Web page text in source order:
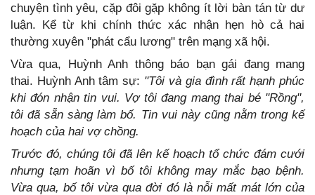
chuyện tình yêu, cặp đôi gặp không ít lời bàn tán từ dư
luận. Kể từ khi chính thức xác nhận hẹn hò cả hai
thường xuyên "phát cẩu lương" trên mạng xã hội.
Vừa qua, Huỳnh Anh thông báo bạn gái đang mang
thai. Huỳnh Anh tâm sự: "Tôi và gia đình rất hạnh phúc
khi đón nhận tin vui. Vợ tôi đang mang thai bé "Rồng",
tôi đã sẵn sàng làm bố. Tin vui này cũng nằm trong kế
hoạch của hai vợ chồng.
Trước đó, chúng tôi đã lên kế hoạch tổ chức đám cưới
nhưng tạm hoãn vì bố tôi không may mắc bạo bệnh.
Vừa qua, bố tôi vừa qua đời đó là nỗi mất mát lớn của